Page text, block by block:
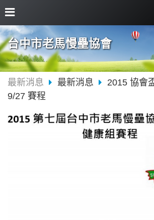
台中市老馬慢壘協會
最新消息 最新消息
2015 協會
9/27 賽程